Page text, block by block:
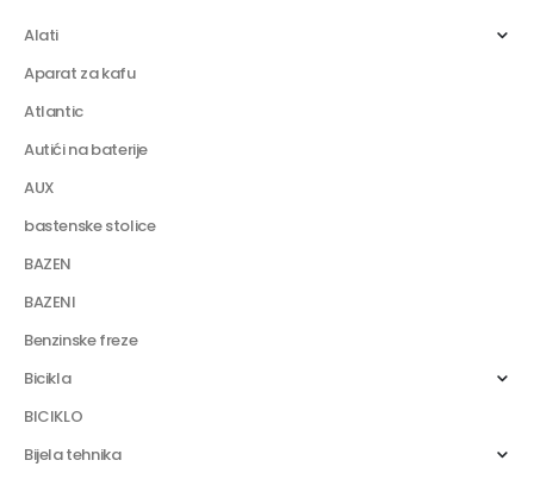
Alati
Aparat za kafu
Atlantic
Autići na baterije
AUX
bastenske stolice
BAZEN
BAZENI
Benzinske freze
Bicikla
BICIKLO
Bijela tehnika